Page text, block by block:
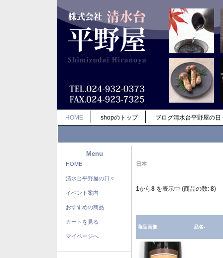
HOME shopのトップ ブログ清水台平野屋の日
Menu
HOME
清水台平野屋の日々
イベント案内
おすすめの商品
カートを見る
マイページへ
日本
1から8 を表示中 (商品の数: 8)
商品画像 品名-